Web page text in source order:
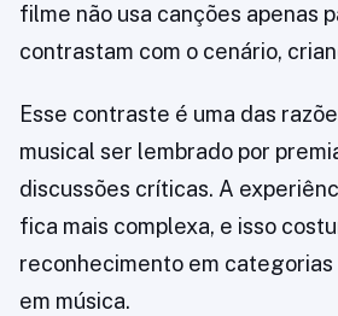
filme não usa canções apenas
contrastam com o cenário,
Esse contraste é uma das
musical ser lembrado por
discussões críticas. A
fica mais complexa, e isso
reconhecimento em
em música.